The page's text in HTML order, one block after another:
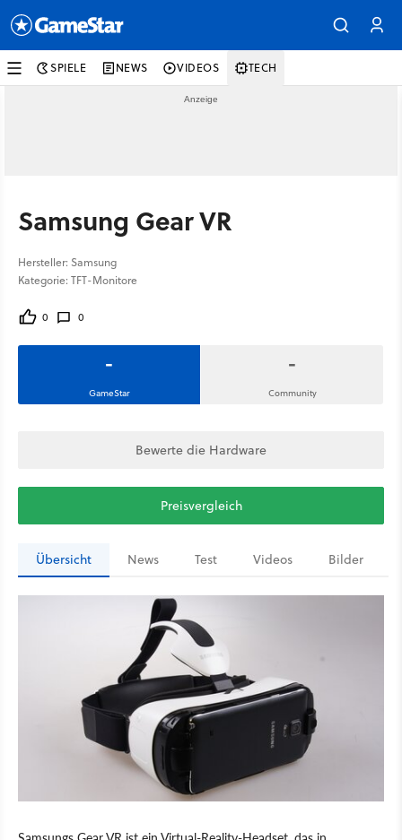
SPIELE NEWS VIDEOS TECH
Samsung Gear VR
Hersteller: Samsung
Kategorie: TFT-Monitore
0 0
-
GameStar
-
Community
Bewerte die Hardware
Preisvergleich
Übersicht News Test Videos Bilder